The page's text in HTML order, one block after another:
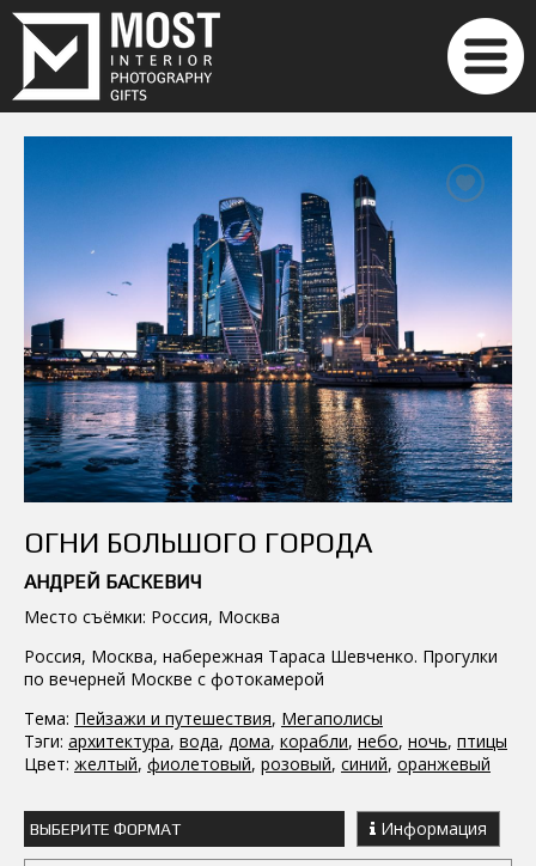
ОГНИ БОЛЬШОГО ГОРОДА
АНДРЕЙ БАСКЕВИЧ
Место съёмки: Россия, Москва
Россия, Москва, набережная Тараса Шевченко. Прогулки
по вечерней Москве с фотокамерой
Тема: Пейзажи и путешествия, Мегаполисы
Тэги: архитектура, вода, дома, корабли, небо, ночь, птицы
Цвет: желтый, фиолетовый, розовый, синий, оранжевый
ВЫБЕРИТЕ ФОРМАТ Информация